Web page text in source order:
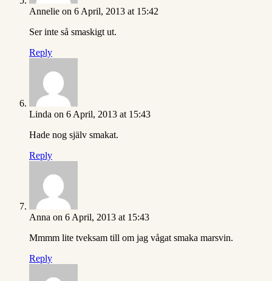
Annelie on 6 April, 2013 at 15:42
Ser inte så smaskigt ut.
Reply
Linda on 6 April, 2013 at 15:43
Hade nog själv smakat.
Reply
Anna on 6 April, 2013 at 15:43
Mmmm lite tveksam till om jag vågat smaka marsvin.
Reply